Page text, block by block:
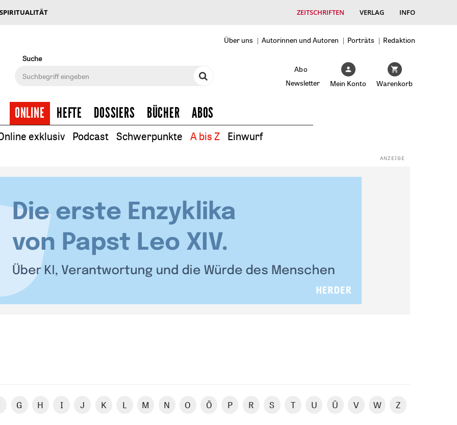
ZEITSCHRIFTEN VERLAG INFO
Über uns Autorinnen und Autoren Porträts
Redaktion
Suche
Abo
Newsletter
Mein Konto Warenkorb
ONLINE HEFTE DOSSIERS BÜCHER ABOS
exklusiv Podcast Schwerpunkte A bis Z Einwurf
G H I J K L M N O Ö P R S T U Ü V W Z